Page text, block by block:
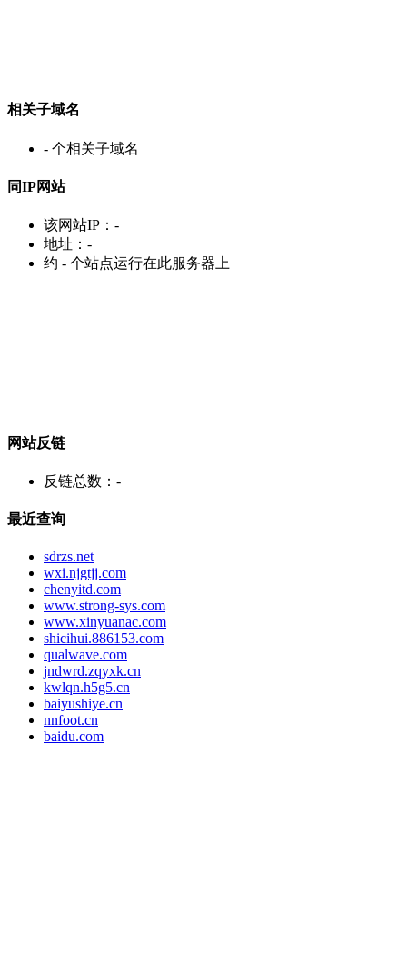
相关子域名
- 个相关子域名
同IP网站
该网站IP： -
地址： -
约 - 个站点运行在此服务器上
网站反链
反链总数： -
最近查询
sdrzs.net
wxi.njgtjj.com
chenyitd.com
www.strong-sys.com
www.xinyuanac.com
shicihui.886153.com
qualwave.com
jndwrd.zqyxk.cn
kwlqn.h5g5.cn
baiyushiye.cn
nnfoot.cn
baidu.com